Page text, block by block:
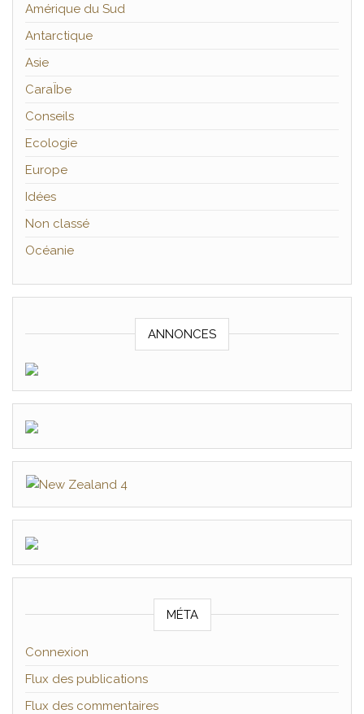
Amérique du Sud
Antarctique
Asie
CaraÏbe
Conseils
Ecologie
Europe
Idées
Non classé
Océanie
ANNONCES
MÉTA
Connexion
Flux des publications
Flux des commentaires